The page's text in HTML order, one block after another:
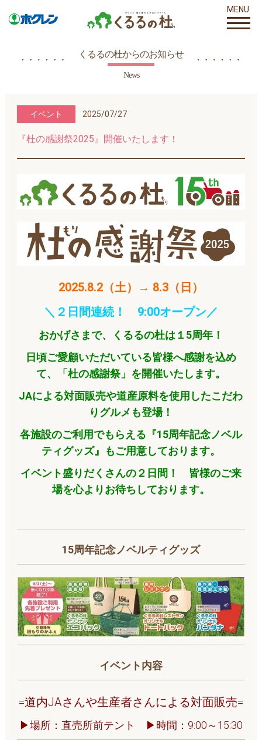
MENU
くるるの杜からのお知らせ
News
イベント 2025/07/27
『杜の感謝祭2025』開催いたします！
2025.8.2（土）→ 8.3（日）
＼２日間連続！ 9:00オープン／
おかげさまで、くるるの杜は１5周年！
日頃ご愛顧いただいている皆様へ感謝を込め
て、「杜の感謝祭」を開催いたします。
JAによる対面販売や道産原料を使用したこだわ
りグルメも登場！
各施設のご利用でもらえる『15周年記念ノベル
ティグッズ』もご用意しております。
イベント盛りだくさんの２日間！ 皆様のご来
場を心よりお待ちしております。
15周年記念ノベルティグッズ
イベント内容
=道内JAさんや生産者さんによる対面販売=
▶場所：直売所前テント ▶時間：9:00～15:30